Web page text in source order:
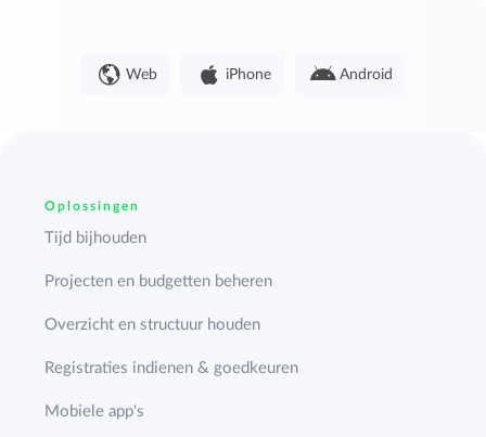
Web iPhone Android
Oplossingen
Tijd bijhouden
Projecten en budgetten beheren
Overzicht en structuur houden
Registraties indienen & goedkeuren
Mobiele app's